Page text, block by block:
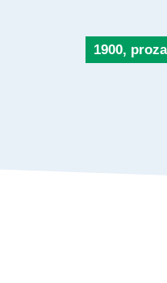
1900, proza